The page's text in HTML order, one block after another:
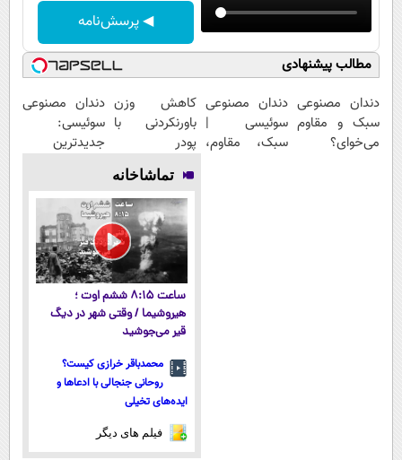
◀ پرسش‌نامه
مطالب پیشنهادی
دندان مصنوعی
سبک و مقاوم
می‌خوای؟
دندان مصنوعی
سوئیسی |
سبک، مقاوم،
کاهش وزن
باورنکردنی با
پودر
جلبک(تخفیف
ویژه تا امشب)
دندان مصنوعی
سوئیسی:
جدیدترین
پرداخت قسطی
تماشاخانه
ساعت ۸:۱۵ ششم اوت ؛
هیروشیما / وقتی شهر در دیگ
قیر می‌جوشید
محمدباقر خرازی کیست؟
روحانی جنجالی با ادعاها و
ایده‌های تخیلی
فیلم های دیگر